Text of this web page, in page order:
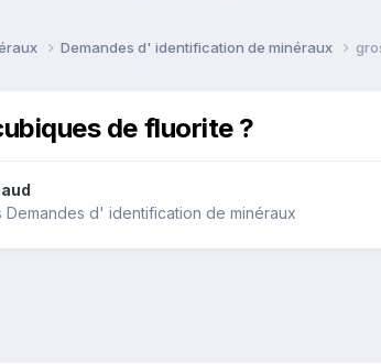
Demandes d' identification de minéraux
de fluorite ?
Demandes d' identification de minéraux